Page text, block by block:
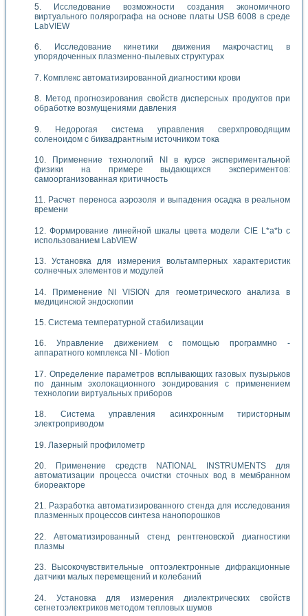
Исследование возможности создания экономичного
виртуального полярографа на основе платы USB 6008 в среде
LabVIEW
Исследование кинетики движения макрочастиц в
упорядоченных плазменно-пылевых структурах
Комплекс автоматизированной диагностики крови
Метод прогнозирования свойств дисперсных продуктов при
обработке возмущениями давления
Недорогая система управления сверхпроводящим
соленоидом с биквадрантным источником тока
Применение технологий NI в курсе экспериментальной
физики на примере выдающихся экспериментов:
самоорганизованная критичность
Расчет переноса аэрозоля и выпадения осадка в реальном
времени
Формирование линейной шкалы цвета модели CIE L*a*b с
использованием LabVIEW
Установка для измерения вольтамперных характеристик
солнечных элементов и модулей
Применение NI VISION для геометрического анализа в
медицинской эндоскопии
Система температурной стабилизации
Управление движением с помощью программно -
аппаратного комплекса NI - Motion
Определение параметров всплывающих газовых пузырьков
по данным эхолокационного зондирования с применением
технологии виртуальных приборов
Система управления асинхронным тиристорным
электроприводом
Лазерный профилометр
Применение средств NATIONAL INSTRUMENTS для
автоматизации процесса очистки сточных вод в мембранном
биореакторе
Разработка автоматизированного стенда для исследования
плазменных процессов синтеза нанопорошков
Автоматизированный стенд рентгеновской диагностики
плазмы
Высокочувствительные оптоэлектронные дифракционные
датчики малых перемещений и колебаний
Установка для измерения диэлектрических свойств
сегнетоэлектриков методом тепловых шумов